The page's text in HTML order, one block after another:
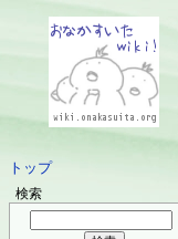
トップ
検索